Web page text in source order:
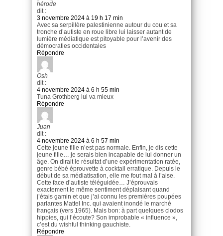
hérode
dit :
3 novembre 2024 à 19 h 17 min
Avec sa serpillère palestinienne autour du cou et sa
tronche d’autiste en roue libre lui laisser autant de
lumière médiatique est pitoyable pour l’avenir des
démocraties occidentales
Répondre
Osh
dit :
4 novembre 2024 à 6 h 55 min
Tuna Grothberg lui va mieux
Répondre
Juan
dit :
4 novembre 2024 à 6 h 57 min
Cette jeune fille n’est pas normale. Enfin, je dis cette
jeune fille… je serais bien incapable de lui donner un
âge. On dirait le résultat d’une expérimentation ratée,
genre bébé éprouvette à cocktail erratique. Depuis le
début de sa médiatisation, elle me fout mal à l’aise.
Cette face d’autiste téléguidée… J’éprouvais
exactement le même sentiment déplaisant quand
j’étais gamin et que j’ai connu les premières poupées
parlantes Mattel Inc. qui avaient inondé le marché
français (vers 1965). Mais bon: à part quelques clodos
hippies, qui l’écoute? Son improbable « influence »,
c’est du wishful thinking gauchiste.
Répondre